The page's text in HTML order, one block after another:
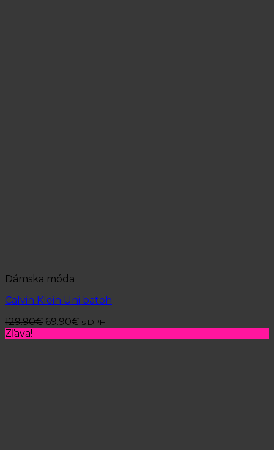
Dámska móda
Calvin Klein Uni batoh
129.90€ 69.90€ s DPH
Zľava!